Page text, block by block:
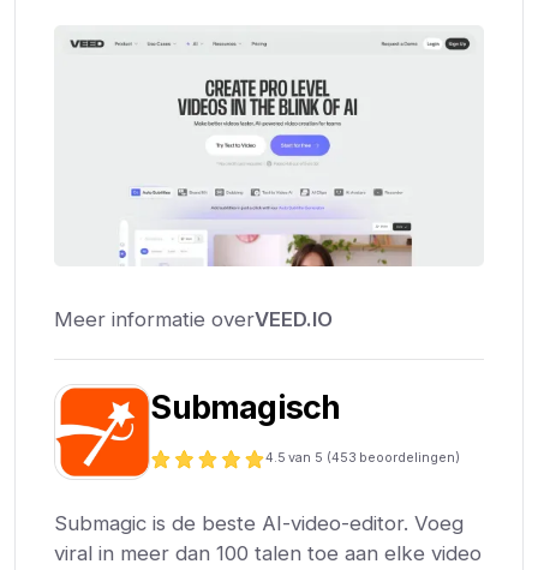
Meer informatie overVEED.IO
Submagisch
4.5 van 5 (453 beoordelingen)
Submagic is de beste AI-video-editor. Voeg
viral in meer dan 100 talen toe aan elke video